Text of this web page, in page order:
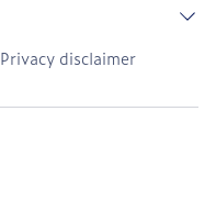
Privacy disclaimer